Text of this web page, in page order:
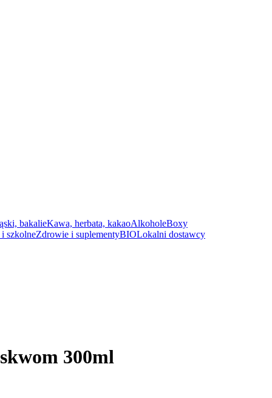
bakalieKawa, herbata, kakaoAlkoholeBoxy
szkolneZdrowie i suplementyBIOLokalni dostawcy
300ml